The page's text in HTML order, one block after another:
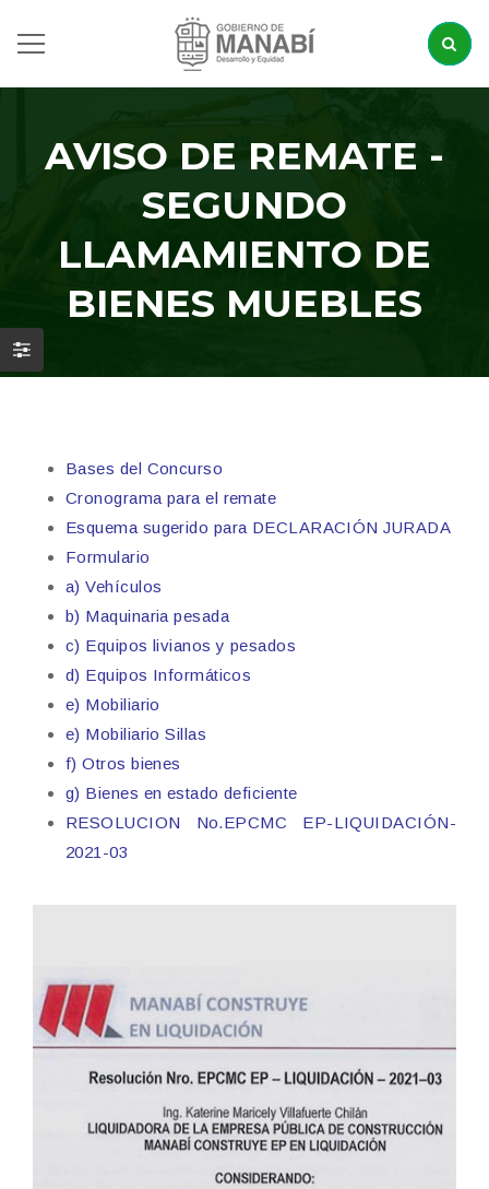
AVISO DE REMATE -
SEGUNDO
LLAMAMIENTO DE
BIENES MUEBLES
Bases del Concurso
Cronograma para el remate
Esquema sugerido para DECLARACIÓN JURADA
Formulario
a) Vehículos
b) Maquinaria pesada
c) Equipos livianos y pesados
d) Equipos Informáticos
e) Mobiliario
e) Mobiliario Sillas
f) Otros bienes
g) Bienes en estado deficiente
RESOLUCION No.EPCMC EP-LIQUIDACIÓN-
2021-03